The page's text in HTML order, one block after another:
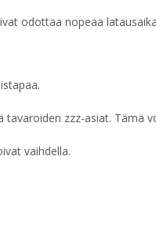
odottaa nopeaa
zzz-asiat. Tämä
vaihdella.